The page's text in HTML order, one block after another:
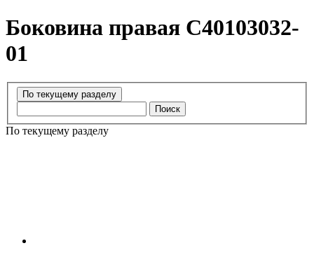
Боковина правая C40103032-
01
Поиск
По текущему разделу